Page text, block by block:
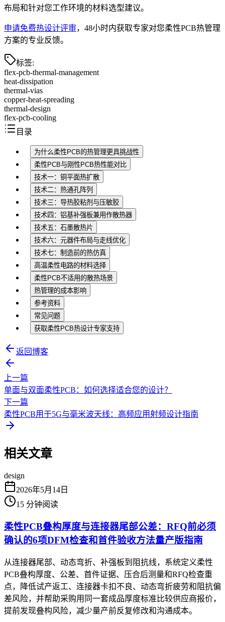
布局和针对您工作环境的材料选型建议。
申请免费热设计评审，48小时内获取专家对您柔性PCB热管理
方案的专业反馈。
标签:
flex-pcb-thermal-management
heat-dissipation
thermal-vias
copper-heat-spreading
thermal-design
flex-pcb-cooling
目录
为什么柔性PCB的热管理更具挑战性
柔性PCB与刚性PCB热性能对比
技术一：铜平面热扩散
技术二：热通孔阵列
技术三：导热胶粘剂与压敏胶
技术四：铝基补强板兼用作散热器
技术五：石墨散热片
技术六：元器件布局与走线优化
技术七：制造前的热仿真
高温柔性电路的材料选择
柔性PCB不适用的散热场景
热管理的成本影响
参考资料
常见问题
获取柔性PCB热设计专家支持
返回博客
上一篇
单面与双面柔性PCB：如何选择适合您的设计？
下一篇
柔性PCB用于5G与毫米波天线：高频应用射频设计指南
相关文章
design
2026年5月14日
15 分钟阅读
柔性PCB叠构厚度与连接器尾部公差：RFQ前必须
确认的6项DFM检查和首件验收方法量产版指南
从连接器尾部、动态弯折、补强板到阻抗线，系统定义柔性
PCB叠构厚度、公差、首件证据、压合后测量和RFQ检查重
点，降低试产返工、连接器卡扣不良、动态弯折疲劳和阻抗偏
差风险，并帮助采购用同一套成品厚度标准比较供应商报价，
提前发现叠构风险，减少量产前反复修改和沟通成本。